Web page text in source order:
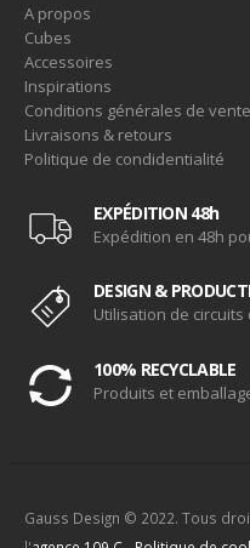
A propos
Cubes
Accessoires
Inspirations
Conditions générales de vente
Livraisons & retours
Politique de condidentialité
EXPÉDITION 48h
Expédition en 48h
DESIGN &
Utilisation de circuits
100% RECYCLABLE
Produits et
Gauss Design © 2022. Tous